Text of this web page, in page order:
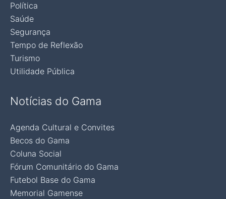
Política
Saúde
Segurança
Tempo de Reflexão
Turismo
Utilidade Pública
Notícias do Gama
Agenda Cultural e Convites
Becos do Gama
Coluna Social
Fórum Comunitário do Gama
Futebol Base do Gama
Memorial Gamense